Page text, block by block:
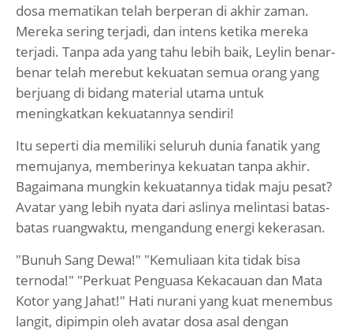
dosa mematikan telah berperan di akhir zaman.
Mereka sering terjadi, dan intens ketika mereka
terjadi. Tanpa ada yang tahu lebih baik, Leylin benar-
benar telah merebut kekuatan semua orang yang
berjuang di bidang material utama untuk
meningkatkan kekuatannya sendiri!
Itu seperti dia memiliki seluruh dunia fanatik yang
memujanya, memberinya kekuatan tanpa akhir.
Bagaimana mungkin kekuatannya tidak maju pesat?
Avatar yang lebih nyata dari aslinya melintasi batas-
batas ruangwaktu, mengandung energi kekerasan.
"Bunuh Sang Dewa!" "Kemuliaan kita tidak bisa
ternoda!" "Perkuat Penguasa Kekacauan dan Mata
Kotor yang Jahat!" Hati nurani yang kuat menembus
langit, dipimpin oleh avatar dosa asal dengan